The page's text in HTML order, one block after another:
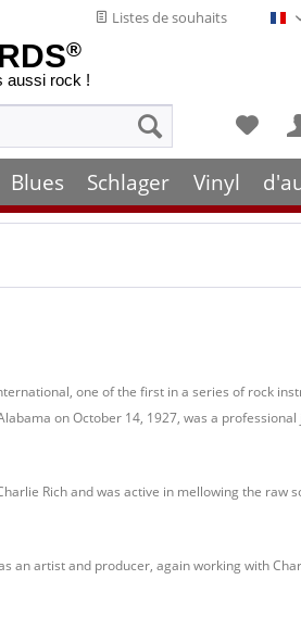
Listes de souhaits
®
aussi rock !
Blues Schlager Vinyl
one of the first in a series of rock
on October 14, 1927, was a
Rich and was active in mellowing the raw
an artist and producer, again working with